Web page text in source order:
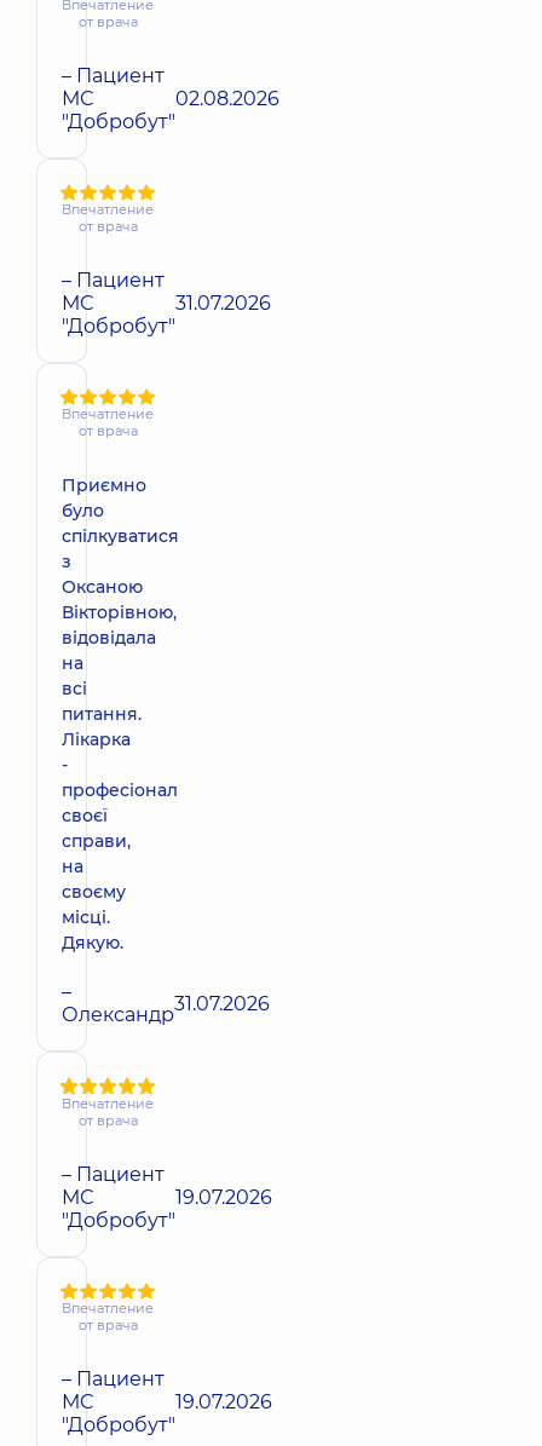
Впечатление
от врача
– Пациент
МС
"Добробут"
02.08.2026
Впечатление
от врача
– Пациент
МС
"Добробут"
31.07.2026
Впечатление
от врача
Приємно
було
спілкуватися
з
Оксаною
Вікторівною,
відовідала
на
всі
питання.
Лікарка
-
професіонал
своєї
справи,
на
своєму
місці.
Дякую.
–
Олександр31.07.2026
Впечатление
от врача
– Пациент
МС
"Добробут"
19.07.2026
Впечатление
от врача
– Пациент
МС
"Добробут"
19.07.2026